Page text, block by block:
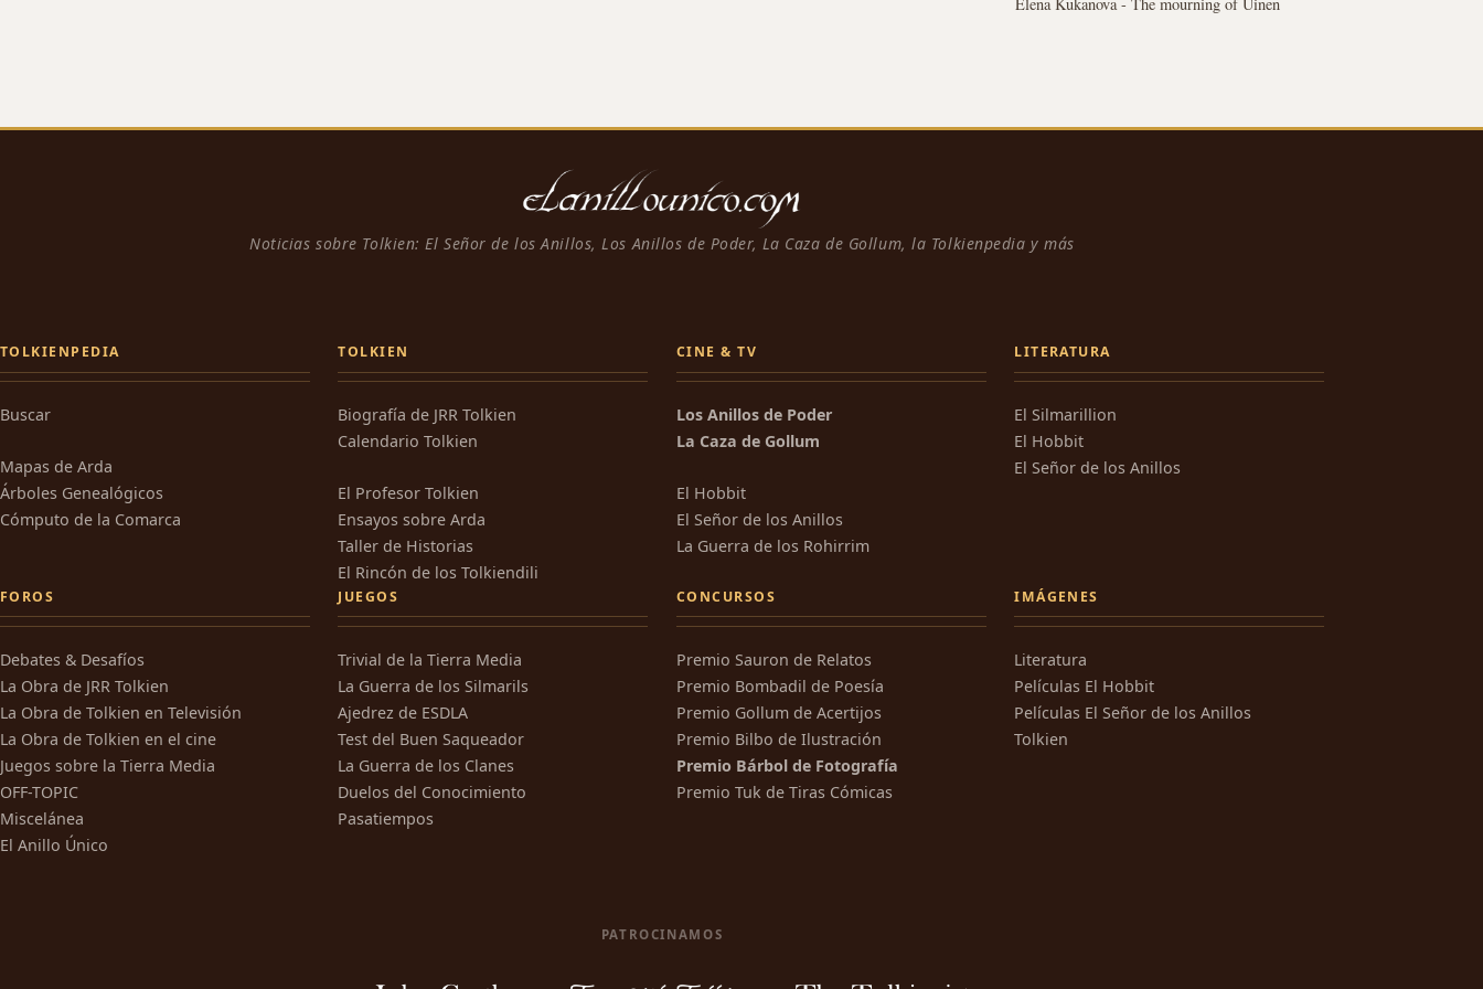
Noticias sobre Tolkien: El Señor de los Anillos, Los Anillos de Poder, La Caza de Gollum, la Tolkienpedia y más
TOLKIENPEDIA
Buscar
Mapas de Arda
Árboles Genealógicos
Cómputo de la Comarca
TOLKIEN
Biografía de JRR Tolkien
Calendario Tolkien
El Profesor Tolkien
Ensayos sobre Arda
Taller de Historias
El Rincón de los Tolkiendili
CINE & TV
Los Anillos de Poder
La Caza de Gollum
El Hobbit
El Señor de los Anillos
La Guerra de los Rohirrim
LITERATURA
El Silmarillion
El Hobbit
El Señor de los Anillos
FOROS
Debates & Desafíos
La Obra de JRR Tolkien
La Obra de Tolkien en Televisión
La Obra de Tolkien en el cine
Juegos sobre la Tierra Media
OFF-TOPIC
Miscelánea
El Anillo Único
JUEGOS
Trivial de la Tierra Media
La Guerra de los Silmarils
Ajedrez de ESDLA
Test del Buen Saqueador
La Guerra de los Clanes
Duelos del Conocimiento
Pasatiempos
CONCURSOS
Premio Sauron de Relatos
Premio Bombadil de Poesía
Premio Gollum de Acertijos
Premio Bilbo de Ilustración
Premio Bárbol de Fotografía
Premio Tuk de Tiras Cómicas
IMÁGENES
Literatura
Películas El Hobbit
Películas El Señor de los Anillos
Tolkien
PATROCINAMOS